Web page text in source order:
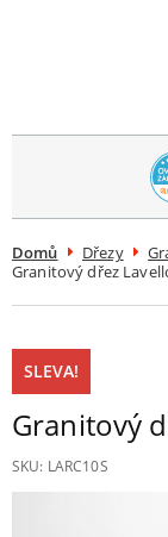
Domů Dřezy
Granitový dřez
Granitový
SLEVA!
SKU: LARC10S